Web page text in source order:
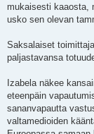
mukaisesti kaaosta,
usko sen olevan
Saksalaiset
paljastavansa
Izabela näkee
eteenpäin
sananvapautta
valtamedioiden